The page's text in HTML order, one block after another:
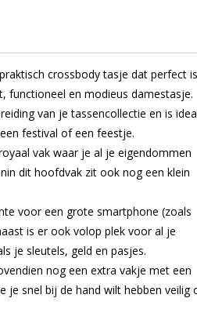
crossbody tasje dat perfect is
functioneel en modieus damestasje.
van je tassencollectie en is
festival of een feestje.
vak waar je al je eigendommen
dit hoofdvak zit ook nog een klein
voor een grote smartphone (zoals
is er ook volop plek voor al je
je sleutels, geld en pasjes.
nog een extra vakje met een
je snel bij de hand wilt hebben veilig